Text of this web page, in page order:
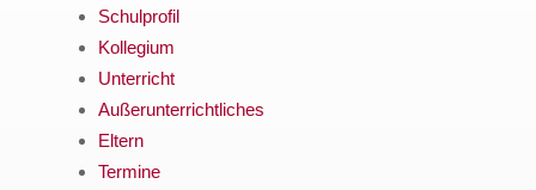
Schulprofil
Kollegium
Unterricht
Außerunterrichtliches
Eltern
Termine